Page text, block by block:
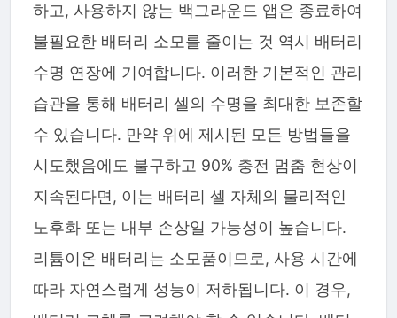
하고, 사용하지 않는 백그라운드 앱은 종료하여
불필요한 배터리 소모를 줄이는 것 역시 배터리
수명 연장에 기여합니다. 이러한 기본적인 관리
습관을 통해 배터리 셀의 수명을 최대한 보존할
수 있습니다. 만약 위에 제시된 모든 방법들을
시도했음에도 불구하고 90% 충전 멈춤 현상이
지속된다면, 이는 배터리 셀 자체의 물리적인
노후화 또는 내부 손상일 가능성이 높습니다.
리튬이온 배터리는 소모품이므로, 사용 시간에
따라 자연스럽게 성능이 저하됩니다. 이 경우,